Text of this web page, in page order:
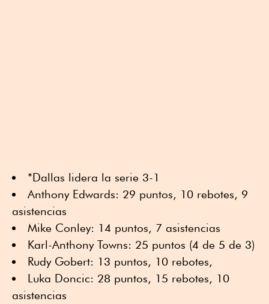
*Dallas lidera la serie 3-1
Anthony Edwards: 29 puntos, 10 rebotes, 9
asistencias
Mike Conley: 14 puntos, 7 asistencias
Karl-Anthony Towns: 25 puntos (4 de 5 de 3)
Rudy Gobert: 13 puntos, 10 rebotes,
Luka Doncic: 28 puntos, 15 rebotes, 10
asistencias